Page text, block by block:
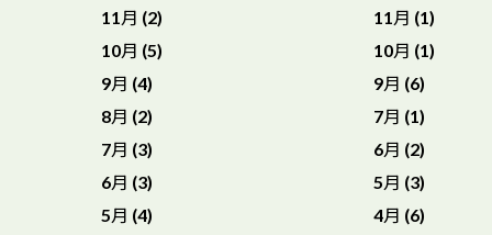
11月 (2)
10月 (5)
9月 (4)
8月 (2)
7月 (3)
6月 (3)
5月 (4)
11月 (1)
10月 (1)
9月 (6)
7月 (1)
6月 (2)
5月 (3)
4月 (6)